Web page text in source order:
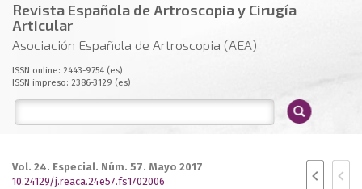
Revista Española de Artroscopia y Cirugía
Articular
Asociación Española de Artroscopia (AEA)
ISSN online: 2443-9754 (es)
ISSN impreso: 2386-3129 (es)
Vol. 24. Especial. Núm. 57. Mayo 2017
10.24129/j.reaca.24e57.fs1702006